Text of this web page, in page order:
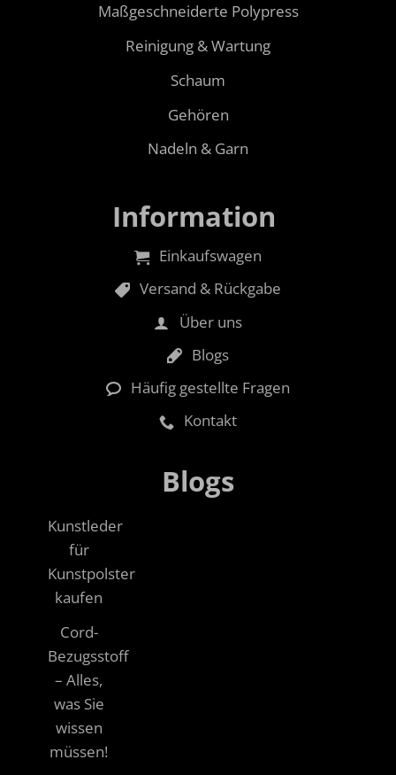
Maßgeschneiderte Polypress
Reinigung & Wartung
Schaum
Gehören
Nadeln & Garn
Information
Einkaufswagen
Versand & Rückgabe
Über uns
Blogs
Häufig gestellte Fragen
Kontakt
Blogs
Kunstleder
für
Kunstpolster
kaufen
Cord-
Bezugsstoff
– Alles,
was Sie
wissen
müssen!